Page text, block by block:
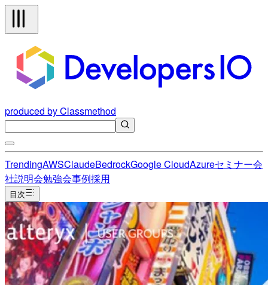
produced by Classmethod
TrendingAWSClaudeBedrockGoogle CloudAzureセミナー会
社説明会勉強会事例採用
目次